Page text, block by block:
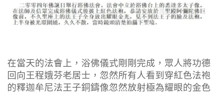
在當天的法會上，浴佛儀式剛剛完成，眾人將功德
回向王程娥芬老居士，忽然所有人看到穿紅色法袍
的釋迦牟尼法王子銅鑄像忽然放射極為耀眼的金色